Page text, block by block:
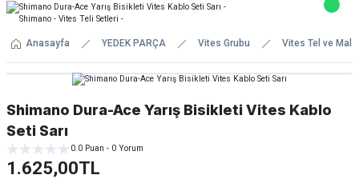
Anasayfa YEDEK PARÇA Vites Grubu Vites Tel ve
Shimano Dura-Ace Yarış Bisikleti Vites Kablo
Seti Sarı
0.0 Puan - 0 Yorum
1.625,00TL